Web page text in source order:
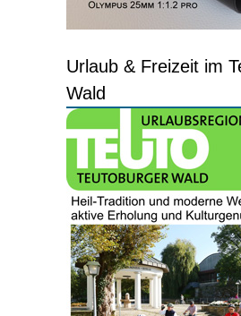
Urlaub & Freizeit im
Wald